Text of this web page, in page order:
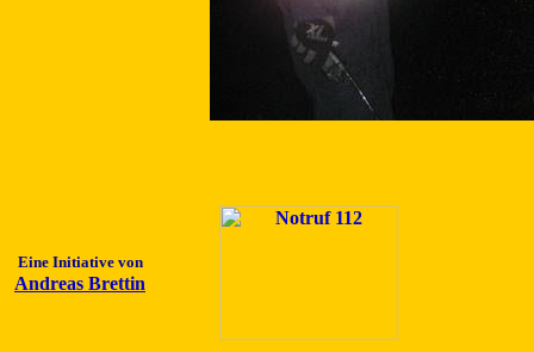
Eine Initiative von
Andreas Brettin